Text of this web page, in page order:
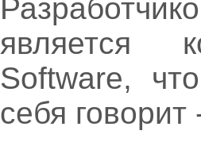
является
Software,
себя